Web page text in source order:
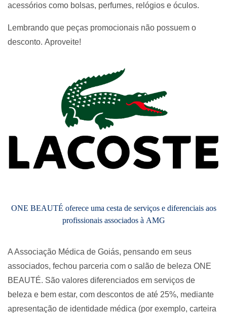
acessórios como bolsas, perfumes, relógios e óculos.
​Lembrando que peças promocionais não possuem o
desconto. Aproveite!
ONE BEAUTÉ oferece uma cesta de serviços e diferenciais aos
profissionais associados à AMG​
A Associação Médica de Goiás, pensando em seus
associados, fechou parceria com o salão de beleza ONE
BEAUTÉ. São valores diferenciados em serviços de
beleza e bem estar, com descontos de até 25%, mediante
apresentação de identidade médica (por exemplo, carteira